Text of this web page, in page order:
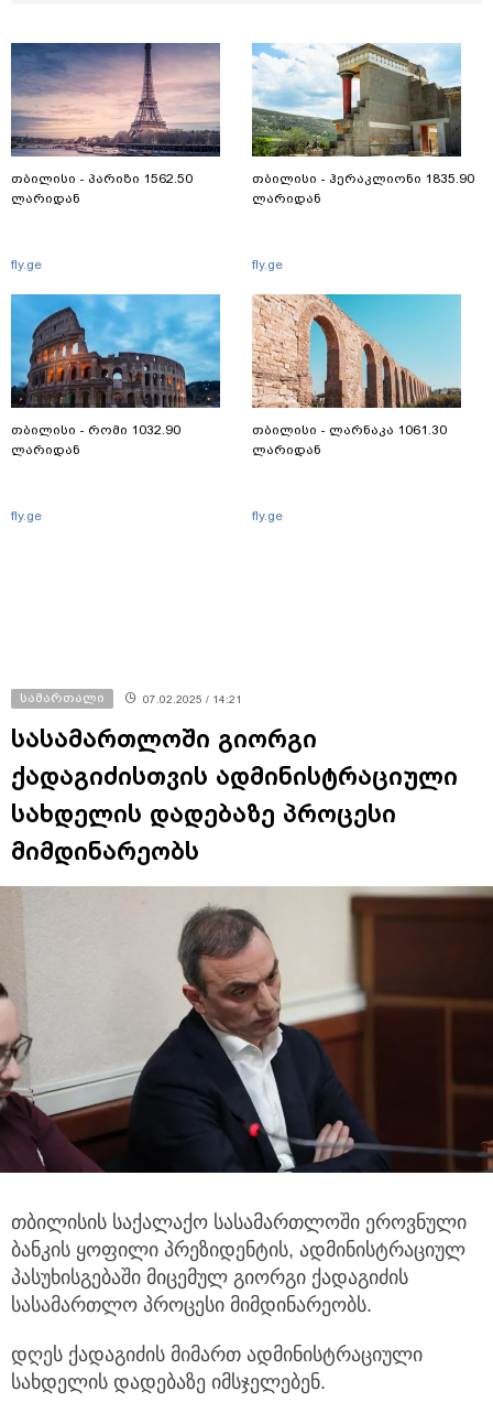
თბილისი - პარიზი 1562.50
ლარიდან
fly.ge
თბილისი - რომი 1032.90
ლარიდან
fly.ge
თბილისი - ჰერაკლიონი 1835.90
ლარიდან
fly.ge
თბილისი - ლარნაკა 1061.30
ლარიდან
fly.ge
სამართალი 07.02.2025 / 14:21
სასამართლოში გიორგი
ქადაგიძისთვის ადმინისტრაციული
სახდელის დადებაზე პროცესი
მიმდინარეობს
თბილისის საქალაქო სასამართლოში ეროვნული
ბანკის ყოფილი პრეზიდენტის, ადმინისტრაციულ
პასუხისგებაში მიცემულ გიორგი ქადაგიძის
სასამართლო პროცესი მიმდინარეობს.
დღეს ქადაგიძის მიმართ ადმინისტრაციული
სახდელის დადებაზე იმსჯელებენ.